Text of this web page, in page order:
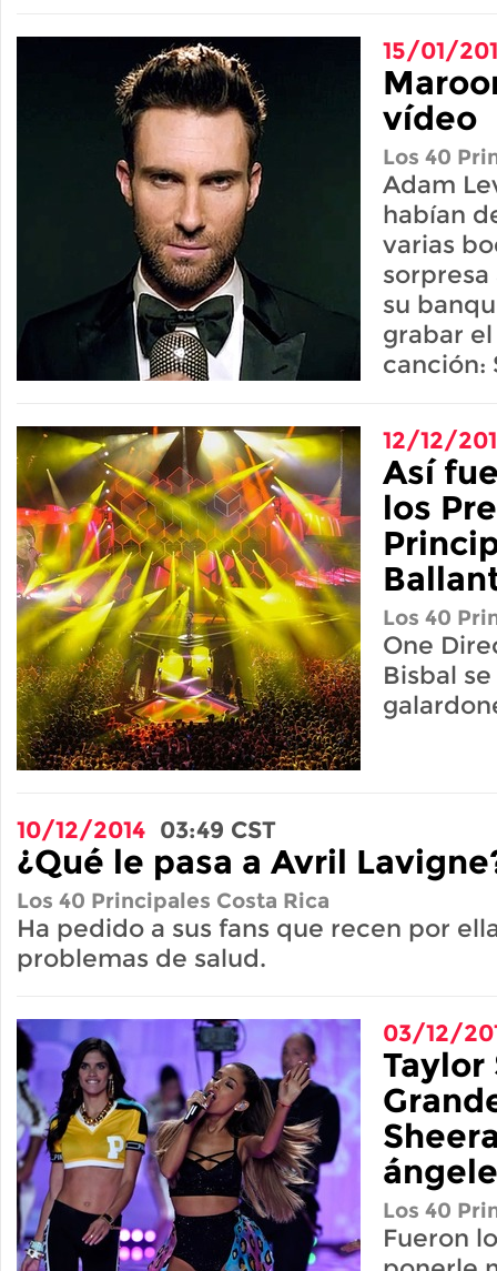
15/01/
vídeo
Los 40
Adam
habían
varias
sorpresa
su
grabar
canción:
12/12/
Así
los
Los 40
One
Bisbal
10/12/2014 03:49 CST
¿Qué le pasa a Avril
Los 40 Principales Costa Rica
Ha pedido a sus fans que recen por
problemas de salud.
03/12/
Los 40
Fueron